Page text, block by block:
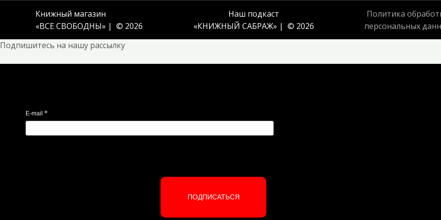
Книжный магазин
«ВСЕ СВОБОДНЫ» | © 2026
Наш подкаст
«КНИЖНЫЙ САБРАЖ» | © 2026
Политика
персональных
Подпишитесь на нашу рассылку
E-mail *
ПОДПИСАТЬСЯ